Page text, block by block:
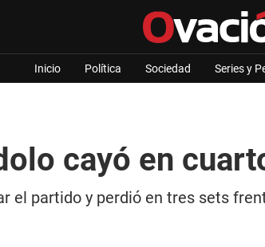
Inicio Política Sociedad Series y
cayó en
el partido y perdió en tres sets